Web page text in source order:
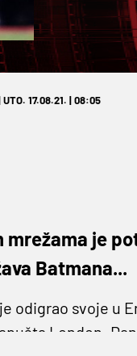
17.08.21. | 08:05
mrežama je
Batmana...
je odigrao svoje u
London.